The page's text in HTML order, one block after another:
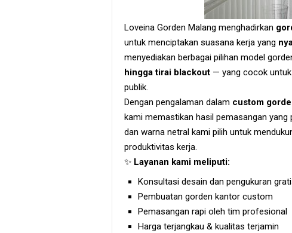
Loveina Gorden Malang menghadirkan
untuk menciptakan suasana kerja yang
menyediakan berbagai pilihan model
hingga tirai blackout — yang cocok
publik.
Dengan pengalaman dalam custom
kami memastikan hasil pemasangan yang
dan warna netral kami pilih untuk
produktivitas kerja.
✨ Layanan kami meliputi:
Konsultasi desain dan pengukuran
Pembuatan gorden kantor custom
Pemasangan rapi oleh tim profesional
Harga terjangkau & kualitas terjamin